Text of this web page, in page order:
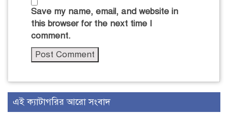
Save my name, email, and website in
this browser for the next time I
comment.
এই ক্যাটাগরির আরো সংবাদ